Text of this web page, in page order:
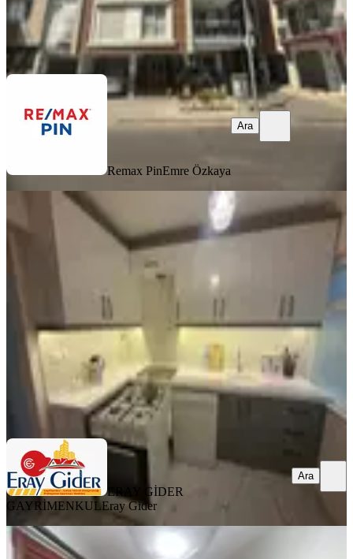
Remax Pin Emre Özkaya
Ara
Remax PinEmre Özkaya
Ara
Yedieylül Mah. Full Eşyalı 3+1
Eşyaları Yeni, Doğalgazlı 1. Kat
Efeler, Yedi Eylül Mahallesi
Yüksek giriş
26.000 ₺
ERAY GİDER GAYRİMENKULEray Gider
ERAY GİDER
GAYRİMENKULEray Gider
Ara
YENİ
Memurdan 3+1 Kiralık Daire